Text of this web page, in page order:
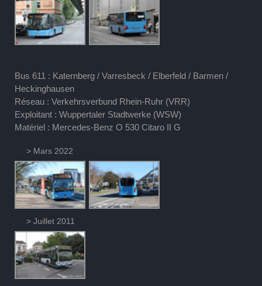
Bus 611 : Katernberg / Varresbeck / Elberfeld / Barmen /
Heckinghausen
Réseau : Verkehrsverbund Rhein-Ruhr (VRR)
Exploitant : Wuppertaler Stadtwerke (WSW)
Matériel : Mercedes-Benz O 530 Citaro II G
> Mars 2022
> Juillet 2011